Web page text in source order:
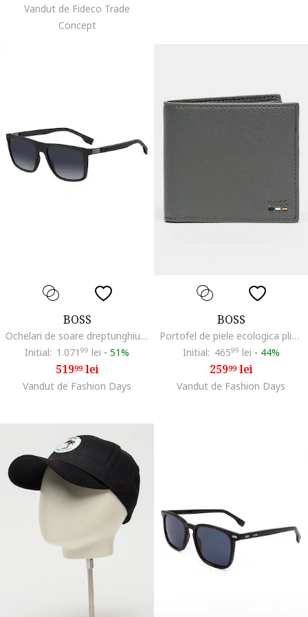
Vandut de Fideco Trade
Concept
BOSS
Ochelari de soare dreptunghiulari, Negru
Initial: 1.071 99 lei - 51%
51999lei
Vandut de Fashion Days
BOSS
Portofel de piele ecologica pliabil Ray, Gri inchis
Initial: 46599 lei - 44%
25999lei
Vandut de Fashion Days